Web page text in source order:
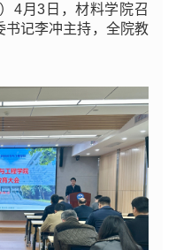
4月3日，材料学院召
书记李冲主持，全院教